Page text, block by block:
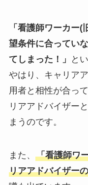
「看護師ワーカー
望条件に合ってい
てしまった！」
と
やはり、キャリア
用者と相性が合っ
リアアドバイザー
まうのです。
また、 「看護師ワ
リアアドバイザー